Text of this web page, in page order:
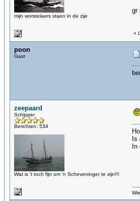
mijn worstelaers staen in de zije
gr
«
poon
Gast
zeepaard
Schipper
Berichten: 534
Wat is 't toch fijn om 'n Scheveninger te zijn!!!